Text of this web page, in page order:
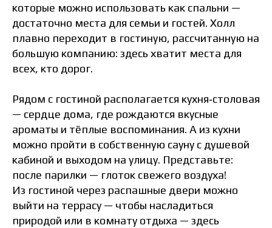
которые можно использовать как спальни —
достаточно места для семьи и гостей. Холл
плавно переходит в гостиную, рассчитанную на
большую компанию: здесь хватит места для
всех, кто дорог.
Рядом с гостиной располагается кухня‑столовая
— сердце дома, где рождаются вкусные
ароматы и тёплые воспоминания. А из кухни
можно пройти в собственную сауну с душевой
кабиной и выходом на улицу. Представьте:
после парилки — глоток свежего воздуха!
Из гостиной через распашные двери можно
выйти на террасу — чтобы насладиться
природой или в комнату отдыха — здесь